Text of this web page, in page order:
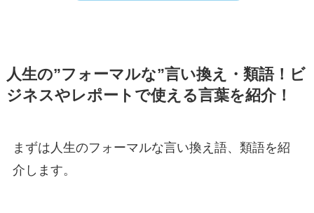
人生の”フォーマルな”言い換え・類語！ビ
ジネスやレポートで使える言葉を紹介！
まずは人生のフォーマルな言い換え語、類語を紹
介します。